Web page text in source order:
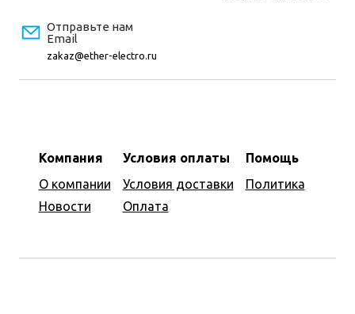
Отправьте нам
Email
zakaz@ether-electro.ru
Компания
О компании
Новости
Условия оплаты
Условия доставки
Оплата
Помощь
Политика